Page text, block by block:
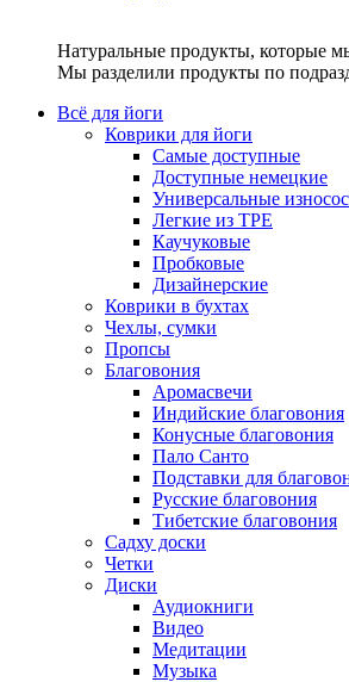
Натуральные продукты, которые
Мы разделили продукты по
Всё для йоги
Коврики для йоги
Самые доступные
Доступные немецкие
Универсальные
Легкие из TPE
Каучуковые
Пробковые
Дизайнерские
Коврики в бухтах
Чехлы, сумки
Пропсы
Благовония
Аромасвечи
Индийские благовония
Конусные благовония
Пало Санто
Подставки для
Русские благовония
Тибетские благовония
Садху доски
Четки
Диски
Аудиокниги
Видео
Медитации
Музыка